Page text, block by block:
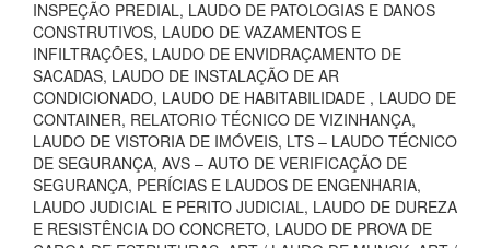
INSPEÇÃO PREDIAL, LAUDO DE PATOLOGIAS E DANOS
CONSTRUTIVOS, LAUDO DE VAZAMENTOS E
INFILTRAÇÕES, LAUDO DE ENVIDRAÇAMENTO DE
SACADAS, LAUDO DE INSTALAÇÃO DE AR
CONDICIONADO, LAUDO DE HABITABILIDADE , LAUDO DE
CONTAINER, RELATORIO TÉCNICO DE VIZINHANÇA,
LAUDO DE VISTORIA DE IMÓVEIS, LTS – LAUDO TÉCNICO
DE SEGURANÇA, AVS – AUTO DE VERIFICAÇÃO DE
SEGURANÇA, PERÍCIAS E LAUDOS DE ENGENHARIA,
LAUDO JUDICIAL E PERITO JUDICIAL, LAUDO DE DUREZA
E RESISTÊNCIA DO CONCRETO, LAUDO DE PROVA DE